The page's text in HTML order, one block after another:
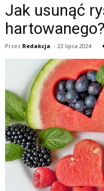
Jak usunąć
hartowanego?
Przez Redakcja - 22 lipca 2024